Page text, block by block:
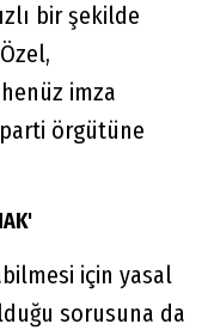
bir şekilde
imza
örgütüne
için yasal
sorusuna da